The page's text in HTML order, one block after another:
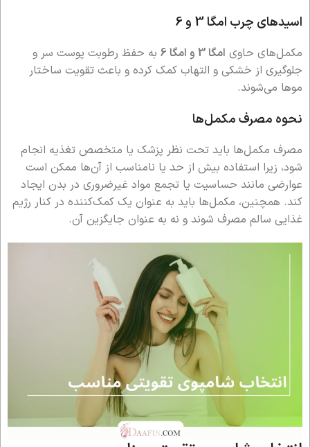
اسیدهای چرب امگا 3 و 6
مکمل‌های حاوی امگا 3 و امگا 6
به حفظ رطوبت پوست سر و
جلوگیری از خشکی و التهاب کمک کرده و باعث تقویت ساختار
موها می‌شوند.
نحوه مصرف مکمل‌ها
مصرف مکمل‌ها باید تحت نظر پزشک یا متخصص تغذیه انجام
شود، زیرا استفاده بیش از حد یا نامناسب از آن‌ها ممکن است
عوارضی مانند حساسیت یا تجمع مواد غیرضروری در بدن ایجاد
کند. همچنین، مکمل‌ها باید به عنوان یک کمک‌کننده در کنار رژیم
غذایی سالم مصرف شوند و نه به عنوان جایگزین آن.